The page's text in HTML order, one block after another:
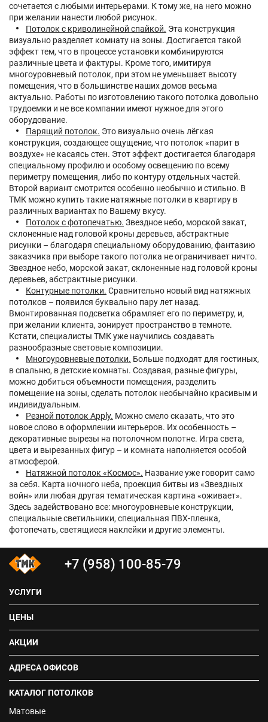
сочетается с любыми интерьерами. К тому же, на него можно
при желании нанести любой рисунок.
Потолок с криволинейной спайкой. Эта конструкция
визуально разделяет комнату на зоны. Достигается такой
эффект тем, что в процессе установки комбинируются
различные цвета и фактуры. Кроме того, имитируя
многоуровневый потолок, при этом не уменьшает высоту
помещения, что в большинстве наших домов весьма
актуально. Работы по изготовлению такого потолка довольно
трудоемки и не все компании имеют нужное для этого
оборудование.
Парящий потолок. Это визуально очень лёгкая
конструкция, создающее ощущение, что потолок «парит в
воздухе» не касаясь стен. Этот эффект достигается благодаря
специальному профилю и особому освещению по всему
периметру помещения, либо по контуру отдельных частей.
Второй вариант смотрится особенно необычно и стильно. В
ТМК можно купить такие натяжные потолки в квартиру в
различных вариантах по Вашему вкусу.
Потолок с фотопечатью. Звездное небо, морской закат,
склоненные над головой кроны деревьев, абстрактные
рисунки – благодаря специальному оборудованию, фантазию
заказчика при выборе такого потолка не ограничивает ничто.
Звездное небо, морской закат, склоненные над головой кроны
деревьев, абстрактные рисунки.
Контурные потолки. Сравнительно новый вид натяжных
потолков – появился буквально пару лет назад.
Вмонтированная подсветка обрамляет его по периметру, и,
при желании клиента, зонирует пространство в темноте.
Кстати, специалисты ТМК уже научились создавать
разнообразные световые композиции.
Многоуровневые потолки. Больше подходят для гостиных,
в спальню, в детские комнаты. Создавая, разные фигуры,
можно добиться объемности помещения, разделить
помещение на зоны, сделать потолок необычайно красивым и
индивидуальным.
Резной потолок Apply. Можно смело сказать, что это
новое слово в оформлении интерьеров. Их особенность –
декоративные вырезы на потолочном полотне. Игра света,
цвета и вырезанных фигур – и комната наполняется особой
атмосферой.
Натяжной потолок «Космос». Название уже говорит само
за себя. Карта ночного неба, проекция битвы из «Звездных
войн» или любая другая тематическая картина «оживает».
Здесь задействовано все: многоуровневые конструкции,
специальные светильники, специальная ПВХ-пленка,
фотопечать, светящиеся наклейки и другие элементы.
+7 (958) 100-85-79
УСЛУГИ
ЦЕНЫ
АКЦИИ
АДРЕСА ОФИСОВ
КАТАЛОГ ПОТОЛКОВ
Матовые